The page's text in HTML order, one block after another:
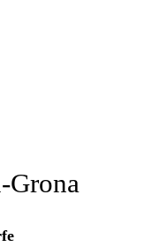
Grona